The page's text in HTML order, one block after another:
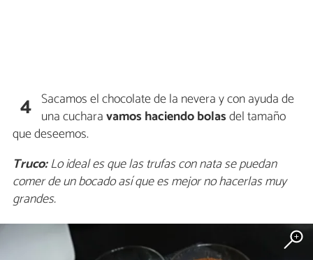
4 Sacamos el chocolate de la nevera y con ayuda de
una cucharavamos haciendo bolasdel tamaño
que deseemos.
Truco:Lo ideal es que las trufas con nata se puedan
comer de un bocado así que es mejor no hacerlas muy
grandes.